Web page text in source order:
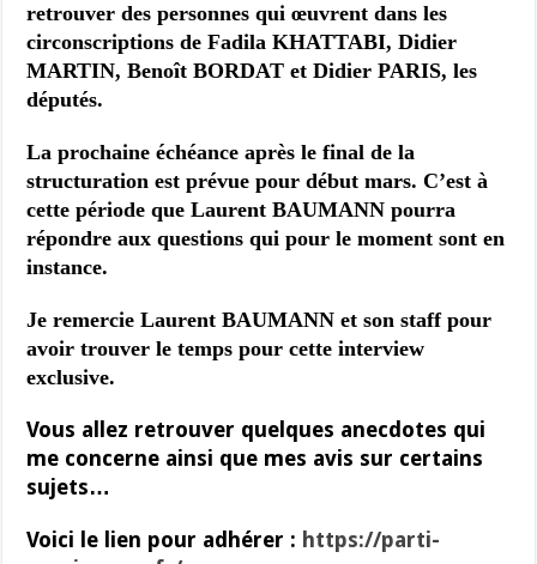
retrouver des personnes qui œuvrent dans les
circonscriptions deFadila KHATTABI,Didier
MARTIN, Benoît BORDAT et Didier PARIS, les
députés.
La prochaine échéance après le final de la
structuration est prévue pour début mars. C’est à
cette période que Laurent BAUMANN pourra
répondre aux questions qui pour le moment sont en
instance.
Je remercie Laurent BAUMANN et son staff pour
avoir trouver le temps pour cette interview
exclusive.
Vous allez retrouver quelques anecdotes qui
me concerne ainsi que mes avis sur certains
sujets…
Voici le lien pour adhérer : https://parti-